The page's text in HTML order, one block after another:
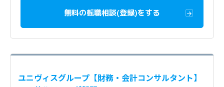
無料の転職相談(登録)をする
ユニヴィスグループ【財務・会計コンサルタント】